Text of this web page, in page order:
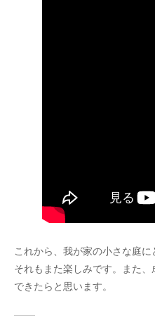
これから、我が家の小さな庭に
それもまた楽しみです。また
できたらと思います。